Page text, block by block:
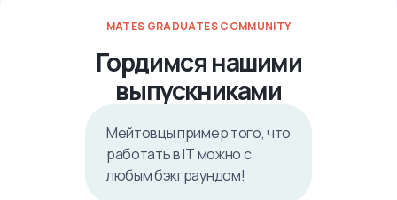
MATES GRADUATES COMMUNITY
Гордимся нашими
выпускниками
Мейтовцы пример того, что
работать в IТ можно с
любым бэкграундом!